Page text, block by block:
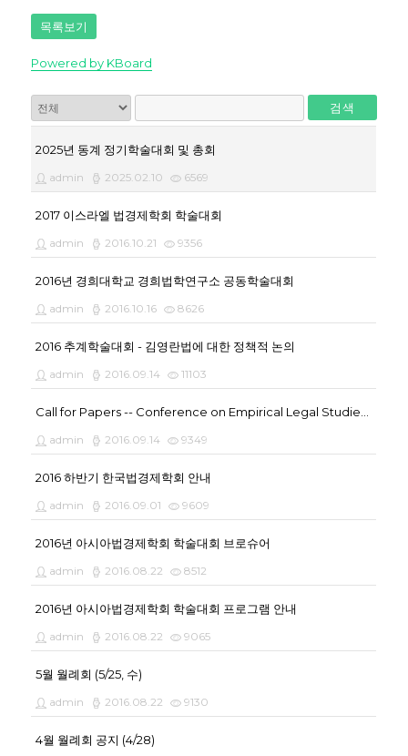
목록보기
Powered by KBoard
검색
2025년 동계 정기학술대회 및 총회
admin 2025.02.10 6569
2017 이스라엘 법경제학회 학술대회
admin 2016.10.21 9356
2016년 경희대학교 경희법학연구소 공동학술대회
admin 2016.10.16 8626
2016 추계학술대회 - 김영란법에 대한 정책적 논의
admin 2016.09.14 11103
admin 2016.09.14 9349
2016 하반기 한국법경제학회 안내
admin 2016.09.01 9609
2016년 아시아법경제학회 학술대회 브로슈어
admin 2016.08.22 8512
2016년 아시아법경제학회 학술대회 프로그램 안내
admin 2016.08.22 9065
5월 월례회 (5/25, 수)
admin 2016.08.22 9130
4월 월례회 공지 (4/28)